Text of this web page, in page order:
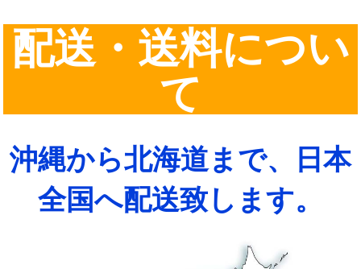
配送・送料につい
て
沖縄から北海道まで、日本
全国へ配送致します。